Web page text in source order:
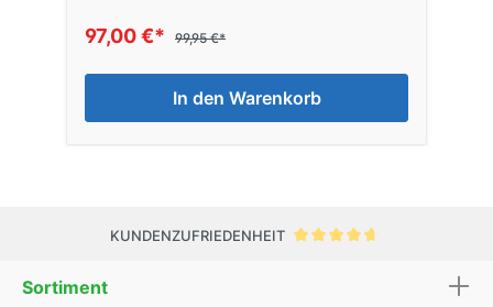
97,00 €* 99,95 €*
In den Warenkorb
KUNDENZUFRIEDENHEIT
Sortiment